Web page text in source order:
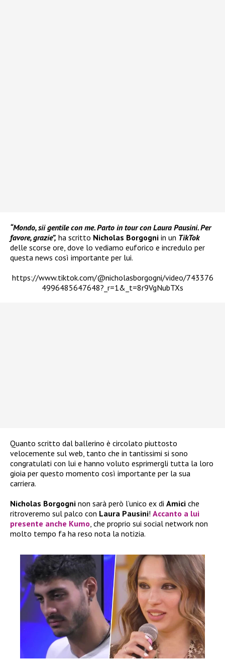
“Mondo, sii gentile con me. Parto in tour con Laura Pausini. Per
favore, grazie”, ha scritto Nicholas Borgogni in un TikTok
delle scorse ore, dove lo vediamo euforico e incredulo per
questa news così importante per lui.
https://www.tiktok.com/@nicholasborgogni/video/743376
4996485647648?_r=1&_t=8r9VgNubTXs
Quanto scritto dal ballerino è circolato piuttosto
velocemente sul web, tanto che in tantissimi si sono
congratulati con lui e hanno voluto esprimergli tutta la loro
gioia per questo momento così importante per la sua
carriera.
Nicholas Borgogni non sarà però l’unico ex di Amici che
ritroveremo sul palco con Laura Pausini! Accanto a lui
presente anche Kumo, che proprio sui social network non
molto tempo fa ha reso nota la notizia.